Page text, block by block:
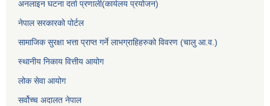
अनलाइन घटना दर्ता प्रणाली(कार्यलय प्रयोजन)
नेपाल सरकारको पोर्टल
सामाजिक सुरक्षा भत्ता प्राप्त गर्ने लाभग्राहिहरुको विवरण (चालु आ.व.)
स्थानीय निकाय वित्तीय आयोग
लोक सेवा आयोग
सर्वोच्च अदालत नेपाल